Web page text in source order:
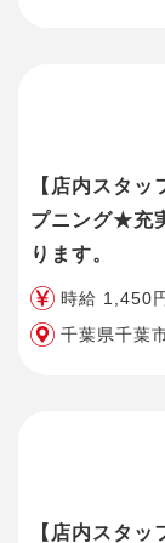
【店内スタ
プニング★充
ります。
時給 1,450
千葉県千葉
【店内スタ